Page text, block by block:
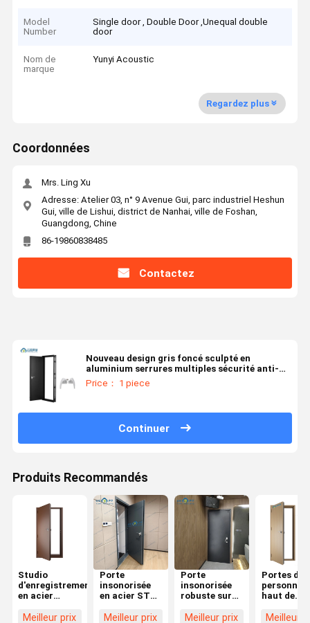
Model
Number
Single door , Double Door ,Unequal double
door
Nom de
marque
Yunyi Acoustic
Regardez plus
Coordonnées
Mrs. Ling Xu
Adresse: Atelier 03, n° 9 Avenue Gui, parc industriel Heshun
Gui, ville de Lishui, district de Nanhai, ville de Foshan,
Guangdong, Chine
86-19860838485
Contactez
Nouveau design gris foncé sculpté en
aluminium serrures multiples sécurité anti-
vol porte blindée porte d'entrée principale villa
manoir
Price： 1 piece
Continuer
Produits Recommandés
Studio
d'enregistrement
en acier
son Porte
Meilleur prix
Porte
insonorisée
en acier STC
acoustique
Meilleur prix
Porte
insonorisée
robuste sur
construite
Meilleur prix
Portes
haut de
Portes de
Meilleur